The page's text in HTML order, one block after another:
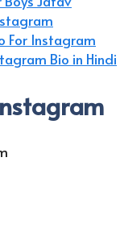
For Instagram
Bio in Hindi